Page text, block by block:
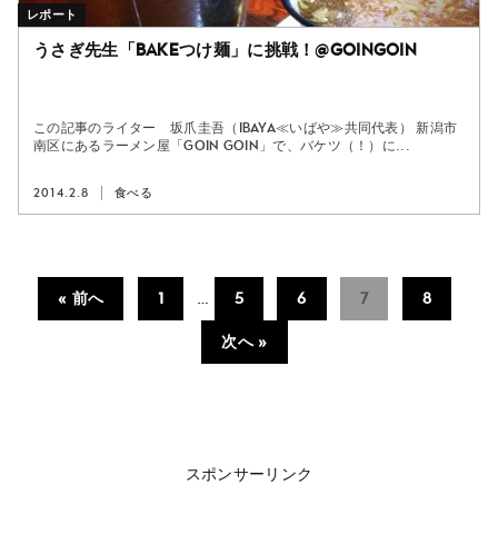
うさぎ先生「BAKEつけ麺」に挑戦！@GOINGOIN
この記事のライター 坂爪圭吾（ibaya≪いばや≫共同代表） 新潟市
南区にあるラーメン屋「GOIN GOIN」で、バケツ（！）に...
2014.2.8 食べる
レポート
« 前へ 1 … 5 6 7 8
次へ »
スポンサーリンク